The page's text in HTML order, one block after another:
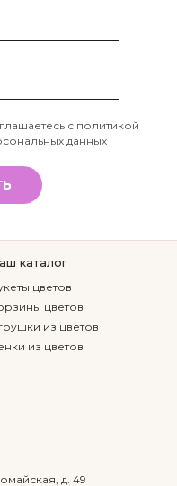
с политикой
данных
каталог
цветов
цветов
из цветов
из цветов
д. 49